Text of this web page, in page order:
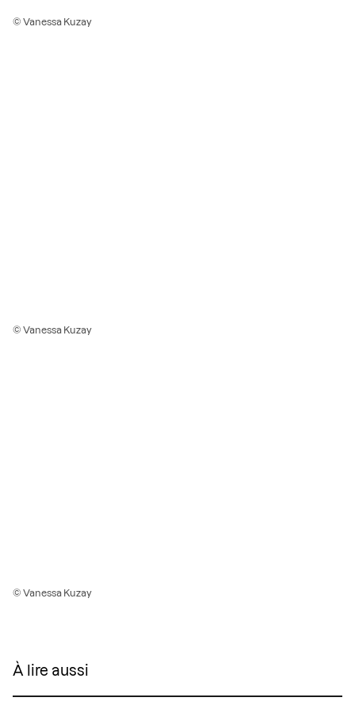
© Vanessa Kuzay
© Vanessa Kuzay
© Vanessa Kuzay
À lire aussi